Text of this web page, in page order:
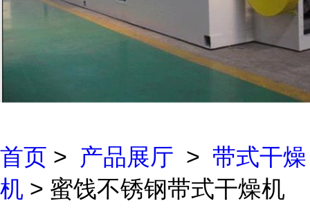
首页 > 产品展厅 > 带式干燥
机 > 蜜饯不锈钢带式干燥机